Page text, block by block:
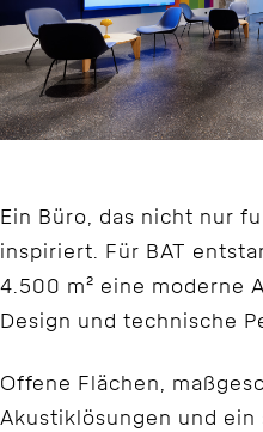
Ein Büro, das nicht nur
inspiriert. Für BAT
4.500 m² eine moderne
Design und technische
Offene Flächen,
Akustiklösungen und ein